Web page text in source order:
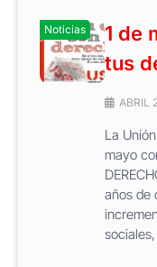
Noticias
1 de
tus
ABRIL
La
mayo
años de